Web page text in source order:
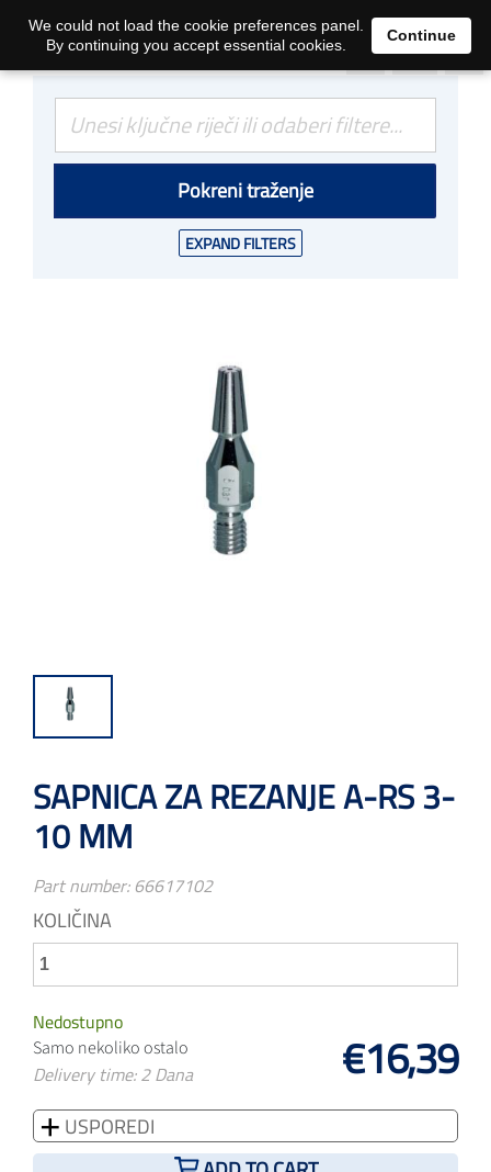
0
Pokreni traženje
EXPAND FILTERS
SAPNICA ZA REZANJE A-RS 3-
10 MM
Part number: 66617102
KOLIČINA
Nedostupno
Samo nekoliko ostalo
Delivery time: 2 Dana €16,39
USPOREDI
We could not load the cookie preferences panel.
By continuing you accept essential cookies.
Continue